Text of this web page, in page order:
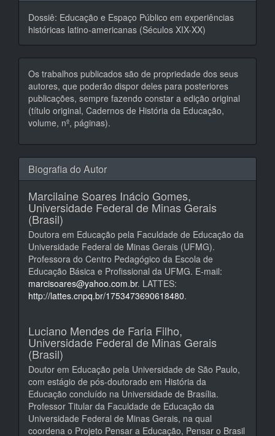
Dossiê: Educação e Espaço Público em experiências
históricas latino-americanas (Séculos XIX-XX)
Os trabalhos publicados são de propriedade dos seus
autores, que poderão dispor deles para posteriores
publicações, sempre fazendo constar a edição original
(título original, Cadernos de História da Educação,
volume, nº, páginas).
Biografia do Autor
Marcilaine Soares Inácio Gomes,
Universidade Federal de Minas Gerais
(Brasil)
Doutora em Educação pela Faculdade de Educação da
Universidade Federal de Minas Gerais (UFMG).
Professora do Centro Pedagógico da Escola de
Educação Básica e Profissional da UFMG. E-mail:
marcisoares@yahoo.com.br. LATTES:
http://lattes.cnpq.br/1753473690618480.
Luciano Mendes de Faria Filho,
Universidade Federal de Minas Gerais
(Brasil)
Doutor em Educação pela Universidade de São Paulo,
com estágio de pós-doutorado em História da
Educação concluído na Universidade de Brasília.
Professor Titular da Faculdade de Educação da
Universidade Federal de Minas Gerais, na qual
coordena o Projeto Pensar a Educação, Pensar o Brasil